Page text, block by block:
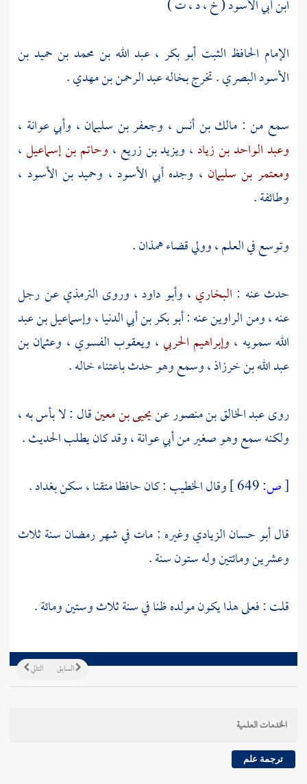
ابن أبي الأسود ( خ ، د ، ت )
الإمام الحافظ الثبت أبو بكر ، عبد الله بن محمد بن حميد بن
الأسود البصري . تخرج بخالهعبد الرحمن بن مهدي.
سمع من : مالك بن أنس، وجعفر بن سليمان ، وأبي عوانة ،
وعبد الواحد بن زياد، ويزيد بن زريع ، وحاتم بن إسماعيل،
ومعتمر بن سليمان ، وجده أبي الأسود ، وحميد بن الأسود ،
وطائفة .
وتوسع في العلم ، وولي قضاءهمذان.
حدث عنه : البخاري ، وأبو داود، وروى الترمذيعن رجل
عنه ، ومن الراوين عنه :أبو بكر بن أبي الدنيا،وإسماعيل بن عبد
الله سمويه ، وإبراهيم الحربي، ويعقوب الفسوي ، وعثمان بن
عبد الله بن خرزاذ، وسمع وهو حدث باعتناء خاله .
روىعبد الخالق بن منصورعنيحيى بن معينقال : لا بأس به ،
ولكنه سمع وهو صغير منأبي عوانة، وقد كان يطلب الحديث .
[ص: وقالالخطيب: كان حافظا متقنا ، سكنبغداد.
قالأبو حسان الزياديوغيره : مات في شهر رمضان سنة ثلاث
وعشرين ومائتين وله ستون سنة .
قلت : فعلى هذا يكون مولده ظنا في سنة ثلاث وستين ومائة .
التالي السابق
الخدمات العلمية
ترجمة علم